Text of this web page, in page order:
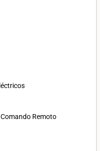
Remoto